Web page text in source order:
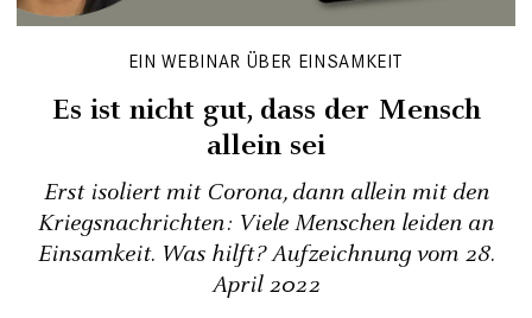
EIN WEBINAR ÜBER EINSAMKEIT
Es ist nicht gut, dass der Mensch
allein sei
Erst isoliert mit Corona, dann allein mit den
Kriegsnachrichten: Viele Menschen leiden an
Einsamkeit. Was hilft? Aufzeichnung vom 28.
April 2022